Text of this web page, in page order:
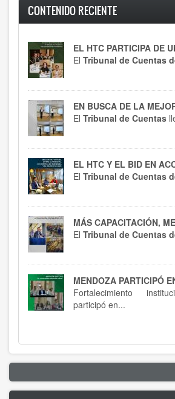
CONTENIDO RECIENTE
El Tribunal de Cuentas
EN BUSCA DE LA
El Tribunal de Cuentas
EL HTC Y EL BID EN
El Tribunal de Cuentas
El Tribunal de Cuentas
Fortalecimiento
participó en...